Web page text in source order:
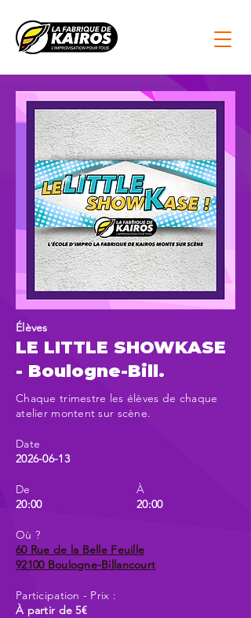
Élèves
LE LITTLE SHOWKASE
- Boulogne-Bill.
Chaque trimestre les élèves de chaque
atelier montent sur scène.
Date
2026-06-13
De
20:00
À
20:00
Où ?
60 Rue de la Belle Feuille
92100 Boulogne-Billancourt
Participation - Prix :
À partir de 5€